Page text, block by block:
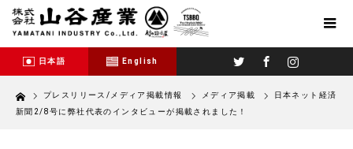
日本語 English
Home プレスリリース/メディア掲載情報 メディア掲載
日本ネット経済
新聞2/8号に弊社代表のインタビューが掲載されました！